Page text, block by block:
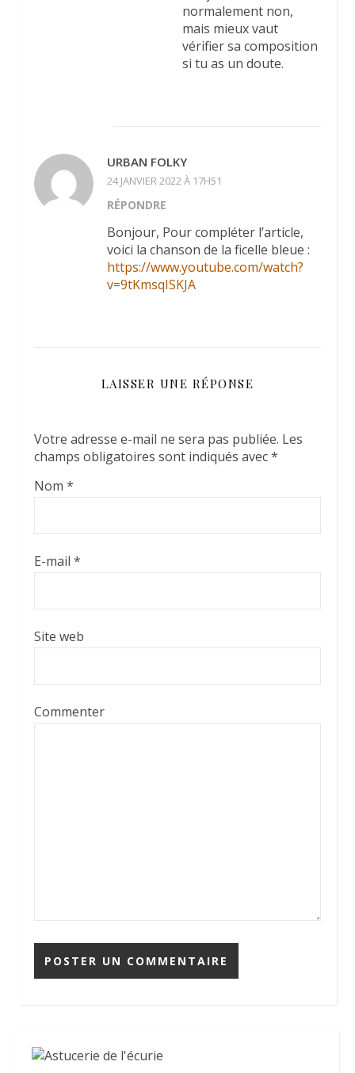
normalement non,
mais mieux vaut
vérifier sa composition
si tu as un doute.
URBAN FOLKY
24 JANVIER 2022 À 17H51
RÉPONDRE
Bonjour, Pour compléter l’article,
voici la chanson de la ficelle bleue :
https://www.youtube.com/watch?
v=9tKmsqISKJA
LAISSER UNE RÉPONSE
Votre adresse e-mail ne sera pas publiée. Les
champs obligatoires sont indiqués avec*
Nom *
E-mail *
Site web
Commenter